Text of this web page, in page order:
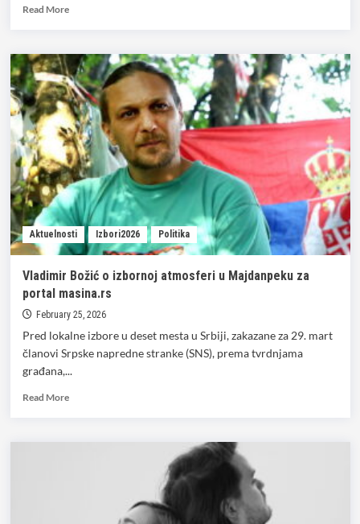
Read MoreRead
PROGLAŠENA
SNS
LISTA
U
MAJDANPEKU
–
Jedan
glas
presudio,
a
potpisi
prikupljani
PRE
usvajanja
Aktuelnosti Izbori2026 Politika
Vladimir Božić o izbornoj atmosferi u Majdanpeku za
portal masina.rs
February 25, 2026
Pred lokalne izbore u deset mesta u Srbiji, zakazane za 29. mart
članovi Srpske napredne stranke (SNS), prema tvrdnjama
građana,...
Read MoreRead